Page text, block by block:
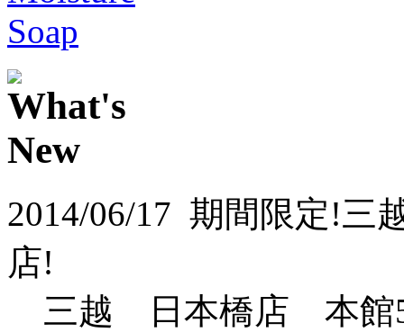
2014/06/17 期間限定!三
店!
三越 日本橋店 本館